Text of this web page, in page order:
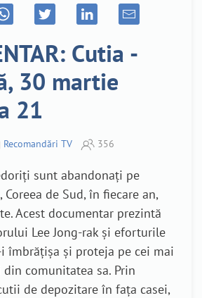
Cutia -
30 martie
21
Recomandări TV 356
sunt abandonați pe
de Sud, în fiecare an,
Acest documentar prezintă
Lee Jong-rak și eforturile
îmbrățișa și proteja pe cei mai
comunitatea sa. Prin
de depozitare în fața casei,